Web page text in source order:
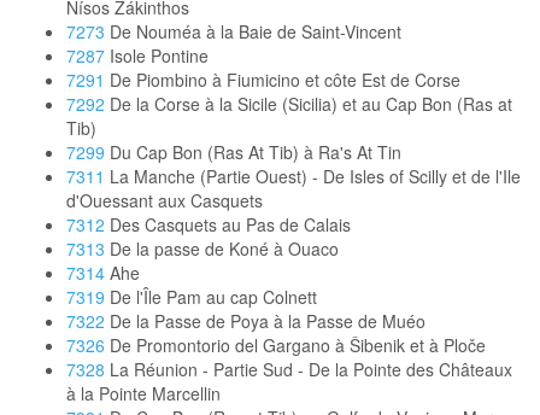
Nísos Zákinthos
7273 De Nouméa à la Baie de Saint-Vincent
7287 Isole Pontine
7291 De Piombino à Fiumicino et côte Est de Corse
7292 De la Corse à la Sicile (Sicilia) et au Cap Bon (Ras at
Tib)
7299 Du Cap Bon (Ras At Tib) à Ra's At Tin
7311 La Manche (Partie Ouest) - De Isles of Scilly et de l'Ile
d'Ouessant aux Casquets
7312 Des Casquets au Pas de Calais
7313 De la passe de Koné à Ouaco
7314 Ahe
7319 De l'Île Pam au cap Colnett
7322 De la Passe de Poya à la Passe de Muéo
7326 De Promontorio del Gargano à Šibenik et à Ploče
7328 La Réunion - Partie Sud - De la Pointe des Châteaux
à la Pointe Marcellin